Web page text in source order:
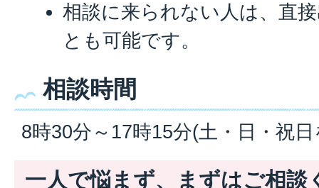
相談に来られない人は、直
とも可能です。
相談時間
8時30分～17時15分(土・日・祝
一人で悩まず、まずはご相談